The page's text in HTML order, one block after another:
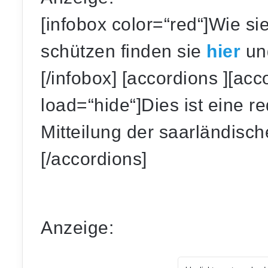
[infobox color=“red“]Wie
schützen finden sie hier
[/infobox] [accordions
load=“hide“]Dies ist eine
Mitteilung der
[/accordions]
Anzeige: